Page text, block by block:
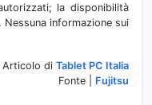
la disponibilità
informazione sui
Articolo di Tablet PC Italia
Fonte | Fujitsu